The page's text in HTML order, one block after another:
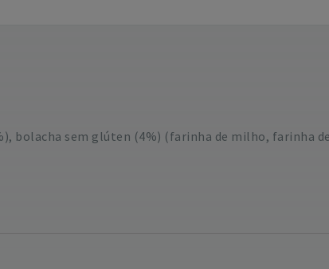
bolacha sem glúten (4%) (farinha de milho, farinha